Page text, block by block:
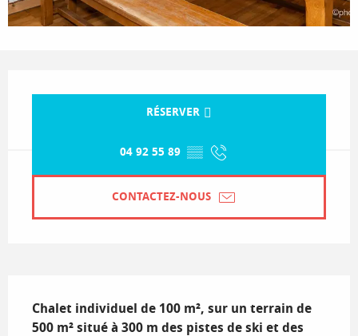
RÉSERVER
04 92 55 89 ▒▒
CONTACTEZ-NOUS
Chalet individuel de 100 m², sur un terrain de
500 m² situé à 300 m des pistes de ski et des